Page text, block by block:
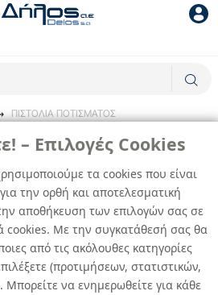
– Επιλογές Cookies
τα cookies που είναι
την ορθή και αποτελεσματική
αποθήκευση των επιλογών σας σε
cookies. Με την συγκατάθεσή σας θα
από τις ακόλουθες κατηγορίες
(προτιμήσεων, στατιστικών,
να ενημερωθείτε για κάθε
Είσοδος
Ξέχασες το password;
ΠΙΣΤΟΛΙΑ ΠΟΤΙΣΜΑΤΟΣ
ΠΟΤΙΣΜΑΤΟΣ
μιας ή πολλών εξόδων.